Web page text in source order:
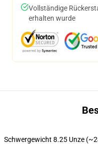
Vollständige
erhalten wurde
Schwergewicht 8.25 Unze